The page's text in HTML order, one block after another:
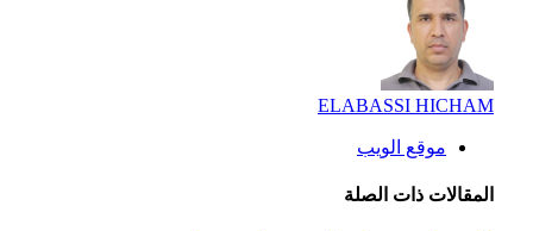
ELABASSI HICHAM
موقع الويب
المقالاتذات الصلة